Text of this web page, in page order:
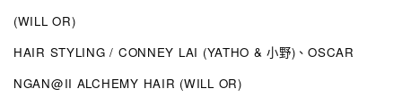
(WILL OR)
HAIR STYLING / CONNEY LAI (YATHO & 小野)、OSCAR
NGAN@II ALCHEMY HAIR (WILL OR)